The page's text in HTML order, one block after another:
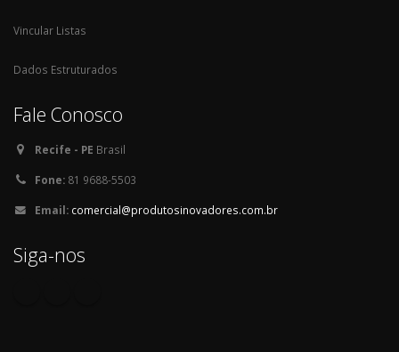
Vincular Listas
Dados Estruturados
Fale Conosco
Recife - PE Brasil
Fone: 81 9688-5503
Email: comercial@produtosinovadores.com.br
Siga-nos